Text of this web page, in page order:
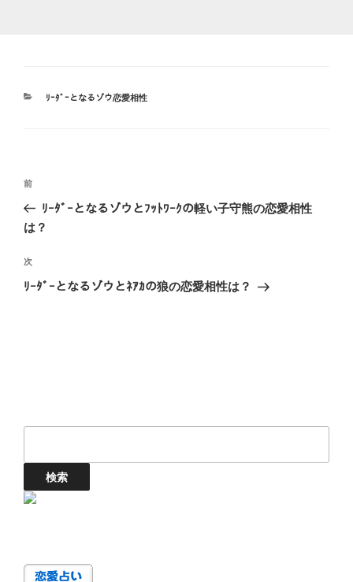
カ
ﾘｰﾀﾞｰとなるゾウ恋愛相性
投
ナ
ゲ
ー
前
の
投
前
ﾘｰﾀﾞｰとなるゾウとﾌｯﾄﾜｰｸの軽い子守熊の恋愛相性
は？
次
の
次
ﾘｰﾀﾞｰとなるゾウとﾈｱｶの狼の恋愛相性は？